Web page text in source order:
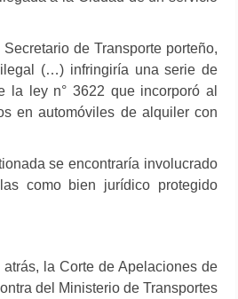
de Transporte porteño,
(…) infringiría una serie de
la ley n° 3622 que incorporó al
en automóviles de alquiler con
se encontraría involucrado
como bien jurídico protegido
la Corte de Apelaciones de
del Ministerio de Transportes